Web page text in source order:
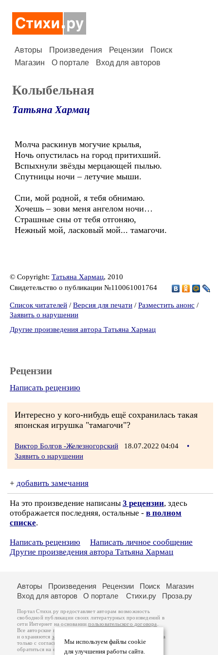
Авторы Произведения Рецензии
Поиск
Магазин
О портале Вход для авторов
Колыбельная
Татьяна Хармац
Молча раскинув могучие крылья,
Ночь опустилась на город притихший.
Вспыхнули звёзды мерцающей пылью.
Спутницы ночи – летучие мыши.
Спи, мой родной, я тебя обнимаю.
Хочешь – зови меня ангелом ночи…
Страшные сны от тебя отгоняю,
Нежный мой, ласковый мой... тамагочи.
© Copyright: Татьяна Хармац, 2010
Свидетельство о публикации №110061001764
Список читателей / Версия для печати / Разместить анонс /
Заявить о нарушении
Другие произведения автора Татьяна Хармац
Рецензии
Написать рецензию
Интересно у кого-нибудь ещё сохранилась такая
японская игрушка "тамагочи"?
Виктор Болгов -Железногорский 18.07.2022 04:04
•
Заявить о нарушении
+ добавить замечания
На это произведение написаны 3 рецензии, здесь
отображается последняя, остальные - в полном
списке.
Написать рецензию
Написать личное сообщение
Другие произведения автора Татьяна Хармац
Мы используем файлы cookie
для улучшения работы сайта.
Авторы Произведения Рецензии Поиск
Магазин
Вход для авторов
О портале Стихи.ру Проза.ру
Портал Стихи.ру предоставляет авторам возможность
свободной публикации своих литературных произведений в
сети Интернет на основаниипользовательского договора
Все авторские права на произведения принадлежат авторам
и охраняются законом
. Перепечатка произведений возможна
только с согласия его автора, к которому вы можете
обратиться на его авторской странице. Ответственность за